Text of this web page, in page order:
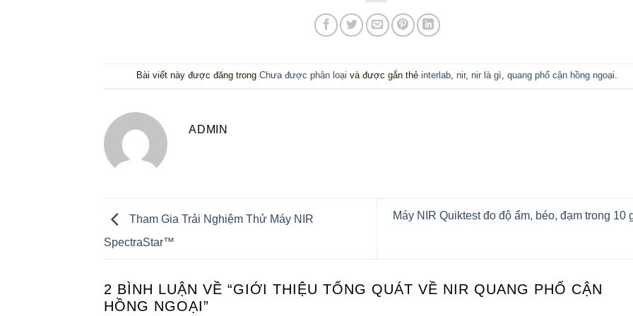
Bài viết này được đăng trong Chưa được phân loại và được gắn thẻ interlab, nir, nir là gì quang phổ cận hồng ngoại
ADMIN
Tham Gia Trải Nghiệm Thử Máy NIR
SpectraStar™
Máy NIR Quiktest đo độ ẩm, béo, đạm trong 10
2 BÌNH LUẬN VỀ “GIỚI THIỆU TỔNG QUÁT VỀ NIR QUANG PHỔ CẬN
HỒNG NGOẠI”